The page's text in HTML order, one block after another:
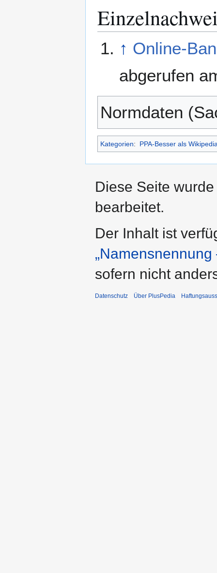
↑ Online-
abgerufen
Normdaten
Kategorien: PPA-Besser als
Diese Seite
bearbeitet.
Der Inhalt ist
sofern nicht
Datenschutz Über PlusPedia